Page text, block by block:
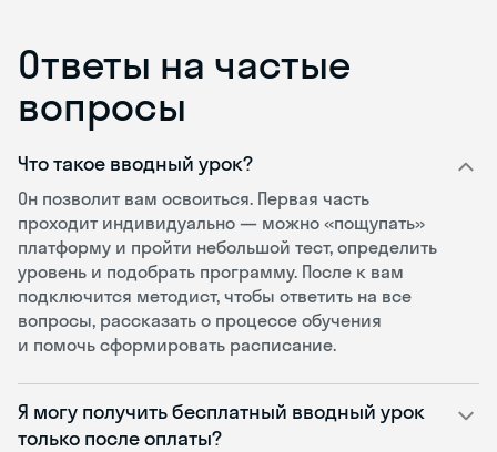
Ответы на частые
вопросы
Что такое вводный урок?
Он позволит вам освоиться. Первая часть
проходит индивидуально — можно «пощупать»
платформу и пройти небольшой тест, определить
уровень и подобрать программу. После к вам
подключится методист, чтобы ответить на все
вопросы, рассказать о процессе обучения
и помочь сформировать расписание.
Я могу получить бесплатный вводный урок
только после оплаты?